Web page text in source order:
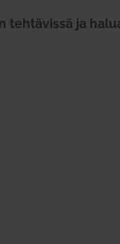
ja